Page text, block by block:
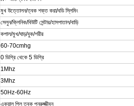
মুখ উত্তোলন/ত্বক শক্ত করা/বডি স্লিমিং
সেলুন/ক্লিনিক/বিউটি সেন্টার/হাসপাতাল/বাড়ি
কপাল/মুখ/ঘাড়/বুক/শরীর
60-70cmhg
0 ডিগ্রি থেকে 5 ডিগ্রি
1Mhz
3Mhz
50Hz-60Hz
একুয়াল পিল ত্বক পুনরুজ্জীবন